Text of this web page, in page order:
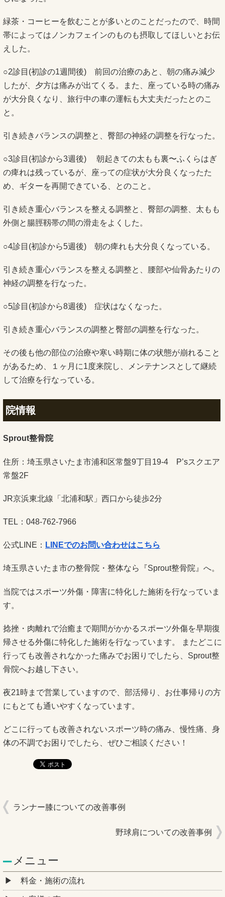
緑茶・コーヒーを飲むことが多いとのことだったので、時間
帯によってはノンカフェインのものも摂取してほしいとお伝
えした。
○2診目(初診の1週間後) 前回の治療のあと、朝の痛み減少
したが、夕方は痛みが出てくる。また、座っている時の痛み
が大分良くなり、旅行中の車の運転も大丈夫だったとのこ
と。
引き続きバランスの調整と、臀部の神経の調整を行なった。
○3診目(初診から3週後) 朝起きての太もも裏〜ふくらはぎ
の痺れは残っているが、座っての症状が大分良くなったた
め、ギターを再開できている、とのこと。
引き続き重心バランスを整える調整と、臀部の調整、太もも
外側と腸脛靱帯の間の滑走をよくした。
○4診目(初診から5週後) 朝の痺れも大分良くなっている。
引き続き重心バランスを整える調整と、腰部や仙骨あたりの
神経の調整を行なった。
○5診目(初診から8週後) 症状はなくなった。
引き続き重心バランスの調整と臀部の調整を行なった。
その後も他の部位の治療や寒い時期に体の状態が崩れること
があるため、１ヶ月に1度来院し、メンテナンスとして継続
して治療を行なっている。
院情報
Sprout整骨院
住所：埼玉県さいたま市浦和区常盤9丁目19-4 P’sスクエア
常盤2F
JR京浜東北線「北浦和駅」西口から徒歩2分
TEL：048-762-7966
公式LINE： LINEでのお問い合わせはこちら
埼玉県さいたま市の整骨院・整体なら『Sprout整骨院』へ。
当院ではスポーツ外傷・障害に特化した施術を行なっていま
す。
捻挫・肉離れで治癒まで期間がかかるスポーツ外傷を早期復
帰させる外傷に特化した施術を行なっています。 またどこに
行っても改善されなかった痛みでお困りでしたら、Sprout整
骨院へお越し下さい。
夜21時まで営業していますので、部活帰り、お仕事帰りの方
にもとても通いやすくなっています。
どこに行っても改善されないスポーツ時の痛み、慢性痛、身
体の不調でお困りでしたら、ぜひご相談ください！
ランナー膝についての改善事例
野球肩についての改善事例
メニュー
料金・施術の流れ